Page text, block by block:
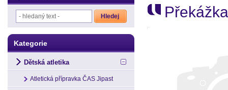
Kategorie
Dětská atletika
Atletická přípravka ČAS Jipast